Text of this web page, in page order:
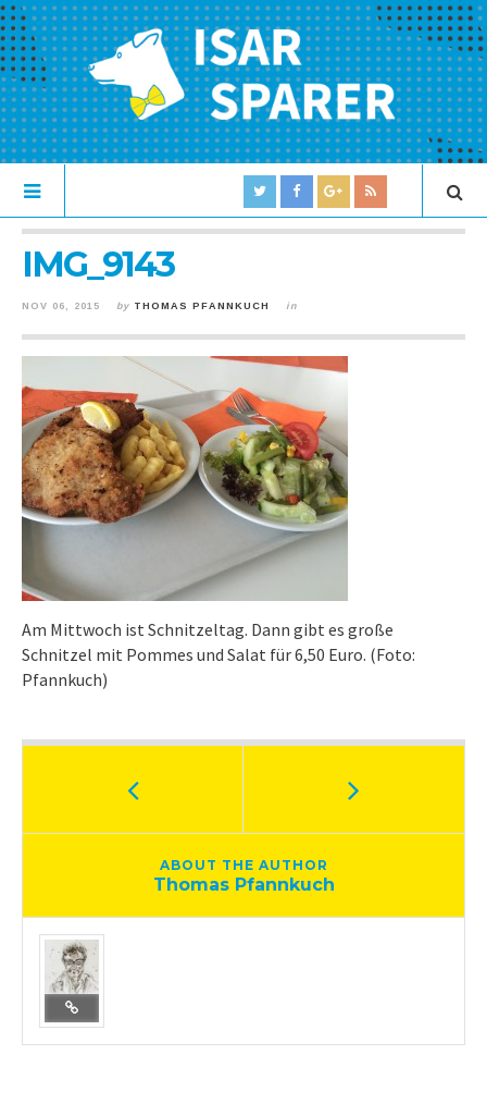
IMG_9143
NOV 06, 2015 by THOMAS PFANNKUCH in
Am Mittwoch ist Schnitzeltag. Dann gibt es große
Schnitzel mit Pommes und Salat für 6,50 Euro. (Foto:
Pfannkuch)
ABOUT THE AUTHOR
Thomas Pfannkuch